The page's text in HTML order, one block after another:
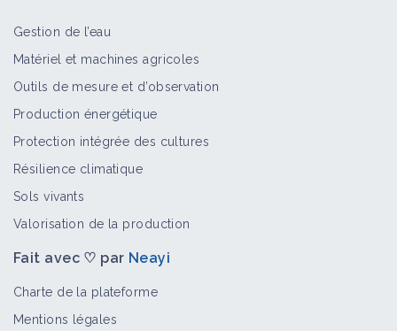
Gestion de l’eau
Matériel et machines agricoles
Outils de mesure et d’observation
Production énergétique
Protection intégrée des cultures
Résilience climatique
Sols vivants
Valorisation de la production
Fait avec ♡ par Neayi
Charte de la plateforme
Mentions légales